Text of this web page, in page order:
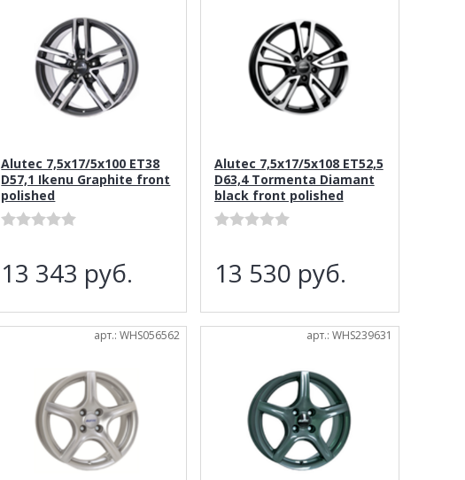
Alutec 7,5x17/5x100 ET38
D57,1 Ikenu Graphite front
polished
13 343 руб.
Alutec 7,5x17/5x108 ET52,5
D63,4 Tormenta Diamant
black front polished
13 530 руб.
арт.: WHS056562 арт.: WHS239631